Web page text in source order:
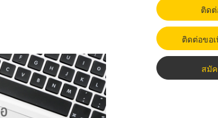
ติด
ติดต่อขอ
สมั